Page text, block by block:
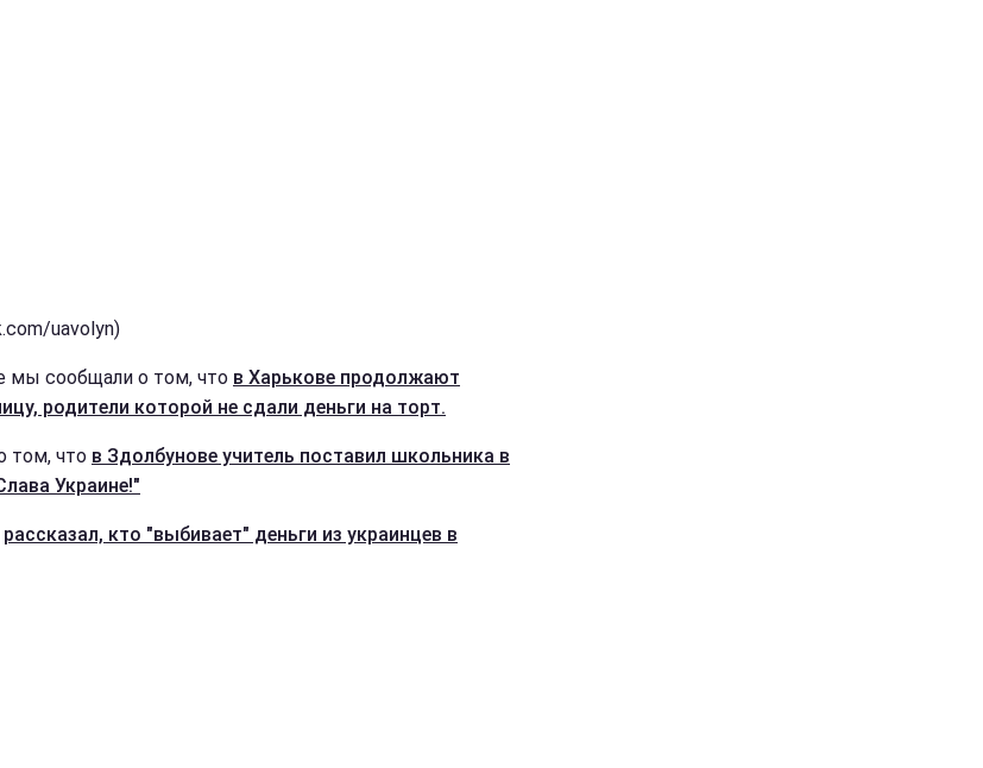
uavolyn)
мы сообщали о том, что в Харькове продолжают
родители которой не сдали деньги на торт.
том, что в Здолбунове учитель поставил школьника в
Украине!"
рассказал, кто "выбивает" деньги из украинцев в